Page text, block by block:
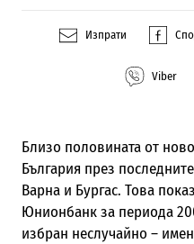
Изпрати
Viber
Близо половината от
България през
Варна и Бургас. Това
Юнионбанк за периода
избран неслучайно –